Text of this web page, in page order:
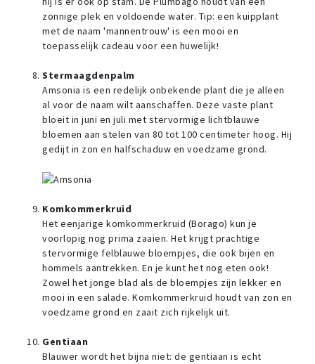
zonnige plek en voldoende water. Tip: een kuipplant
met de naam 'mannentrouw' is een mooi en
toepasselijk cadeau voor een huwelijk!
Stermaagdenpalm
Amsonia is een redelijk onbekende plant die je alleen
al voor de naam wilt aanschaffen. Deze vaste plant
bloeit in juni en juli met stervormige lichtblauwe
bloemen aan stelen van 80 tot 100 centimeter hoog. Hij
gedijt in zon en halfschaduw en voedzame grond.
Komkommerkruid
Het eenjarige komkommerkruid (Borago) kun je
voorlopig nog prima zaaien. Het krijgt prachtige
stervormige felblauwe bloempjes, die ook bijen en
hommels aantrekken. En je kunt het nog eten ook!
Zowel het jonge blad als de bloempjes zijn lekker en
mooi in een salade. Komkommerkruid houdt van zon en
voedzame grond en zaait zich rijkelijk uit.
Gentiaan
Blauwer wordt het bijna niet: de gentiaan is echt